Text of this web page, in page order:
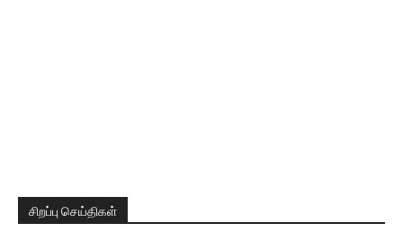
சிறப்பு செய்திகள்